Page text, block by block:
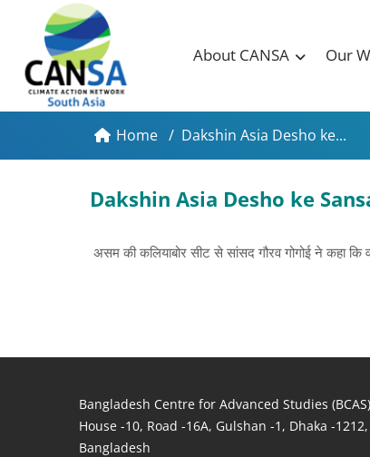
About CANSA Our
Home / Dakshin Asia Desho ke...
Dakshin Asia Desho ke
असम की कलियाबोर सीट से सांसद गौरव गोगोई ने कहा कि
Bangladesh Centre for Advanced Studies (BCAS)
House -10, Road -16A, Gulshan -1, Dhaka -1212,
Bangladesh